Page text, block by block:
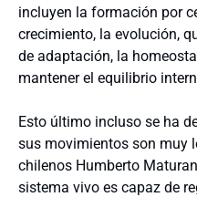
incluyen la formación por
crecimiento, la evolución,
de adaptación, la
mantener el equilibrio
Esto último incluso se ha
sus movimientos son muy
chilenos Humberto
sistema vivo es capaz de